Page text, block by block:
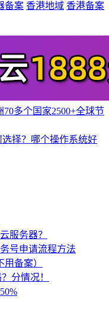
备案 香港地域 香港备案
多个国家2500+全球节
择？哪个操作系统好
服务器？
号申请流程方法
备案）
分情况！